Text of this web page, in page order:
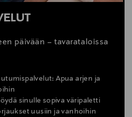
päivään – tavarataloissa
Apua arjen ja
sinulle sopiva väripaletti
uusiin ja vanhoihin